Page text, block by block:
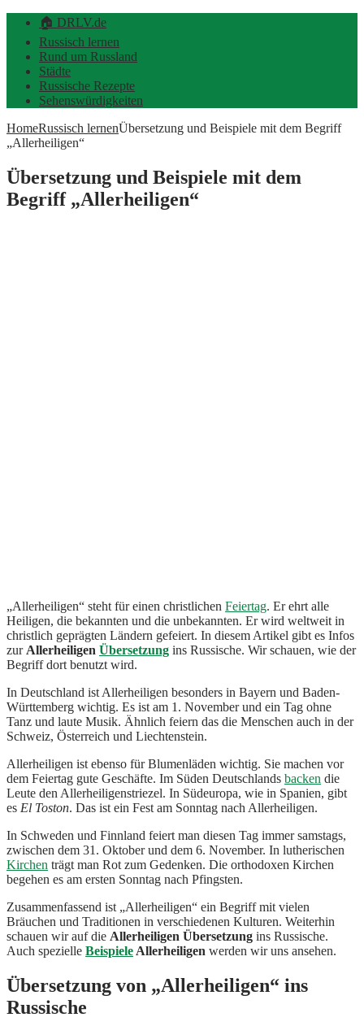
🏠 DRLV.de
Russisch lernen
Rund um Russland
Städte
Russische Rezepte
Sehenswürdigkeiten
HomeRussisch lernenÜbersetzung und Beispiele mit dem Begriff
„Allerheiligen“
Übersetzung und Beispiele mit dem
Begriff „Allerheiligen“
„Allerheiligen“ steht für einen christlichen Feiertag. Er ehrt alle
Heiligen, die bekannten und die unbekannten. Er wird weltweit in
christlich geprägten Ländern gefeiert. In diesem Artikel gibt es Infos
zur Allerheiligen Übersetzung ins Russische. Wir schauen, wie der
Begriff dort benutzt wird.
In Deutschland ist Allerheiligen besonders in Bayern und Baden-
Württemberg wichtig. Es ist am 1. November und ein Tag ohne
Tanz und laute Musik. Ähnlich feiern das die Menschen auch in der
Schweiz, Österreich und Liechtenstein.
Allerheiligen ist ebenso für Blumenläden wichtig. Sie machen vor
dem Feiertag gute Geschäfte. Im Süden Deutschlands backen die
Leute den Allerheiligenstriezel. In Südeuropa, wie in Spanien, gibt
es El Toston. Das ist ein Fest am Sonntag nach Allerheiligen.
In Schweden und Finnland feiert man diesen Tag immer samstags,
zwischen dem 31. Oktober und dem 6. November. In lutherischen
Kirchen trägt man Rot zum Gedenken. Die orthodoxen Kirchen
begehen es am ersten Sonntag nach Pfingsten.
Zusammenfassend ist „Allerheiligen“ ein Begriff mit vielen
Bräuchen und Traditionen in verschiedenen Kulturen. Weiterhin
schauen wir auf die Allerheiligen Übersetzung ins Russische.
Auch spezielle Beispiele Allerheiligen werden wir uns ansehen.
Übersetzung von „Allerheiligen“ ins
Russische